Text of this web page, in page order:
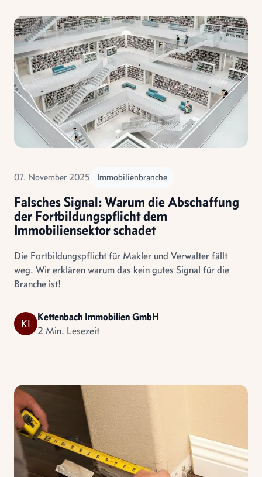
07. November 2025 Immobilienbranche
Falsches Signal: Warum die Abschaffung
der Fortbildungspflicht dem
Immobiliensektor schadet
Die Fortbildungspflicht für Makler und Verwalter fällt
weg. Wir erklären warum das kein gutes Signal für die
Branche ist!
KI
Kettenbach Immobilien GmbH
2 Min. Lesezeit